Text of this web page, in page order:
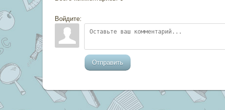
Войдите:
Отправить